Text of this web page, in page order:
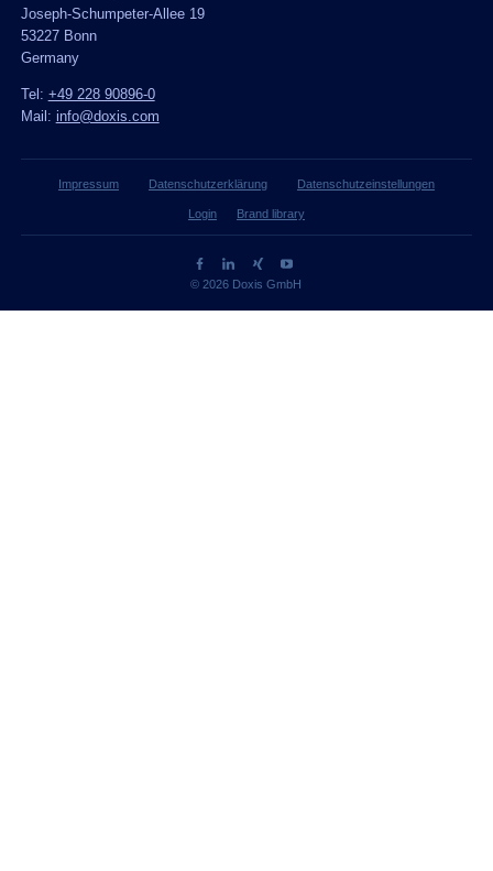
Joseph-Schumpeter-Allee 19
53227 Bonn
Germany
Tel: +49 228 90896-0
Mail: info@doxis.com
Impressum Datenschutzerklärung Datenschutzeinstellungen
Login Brand library
© 2026 Doxis GmbH